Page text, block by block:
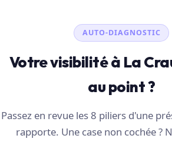
AUTO-DIAGNOSTIC
Votre visibilité à La
au point ?
Passez en revue les 8 piliers d'une
rapporte. Une case non cochée ?